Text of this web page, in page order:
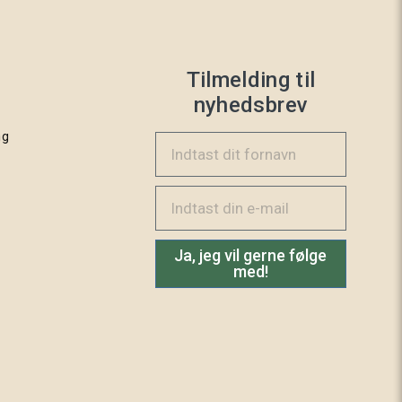
Tilmelding til
nyhedsbrev
Ja, jeg vil gerne følge
med!